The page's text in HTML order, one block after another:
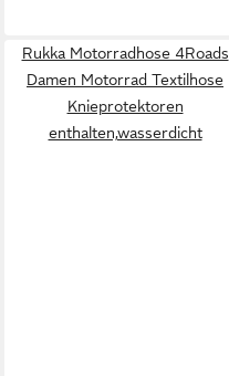
Rukka Motorradhose 4Roads
Damen Motorrad Textilhose
Knieprotektoren
enthalten,wasserdicht